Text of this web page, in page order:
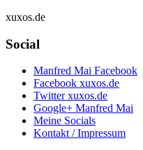
xuxos.de
Social
Manfred Mai Facebook
Facebook xuxos.de
Twitter xuxos.de
Google+ Manfred Mai
Meine Socials
Kontakt / Impressum